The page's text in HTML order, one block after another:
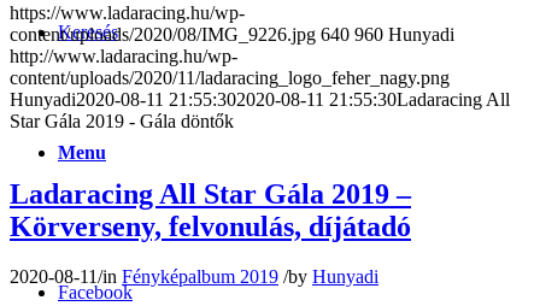
Keresés
Menu
Facebook
https://www.ladaracing.hu/wp-
content/uploads/2020/08/IMG_9226.jpg 640 960 Hunyadi
http://www.ladaracing.hu/wp-
content/uploads/2020/11/ladaracing_logo_feher_nagy.png
Hunyadi2020-08-11 21:55:302020-08-11 21:55:30Ladaracing All
Star Gála 2019 - Gála döntők
Ladaracing All Star Gála 2019 –
Körverseny, felvonulás, díjátadó
2020-08-11/in Fényképalbum 2019 /by Hunyadi